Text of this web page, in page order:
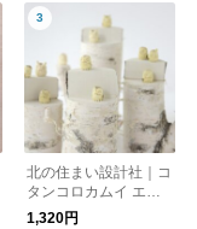
北の住まい設計社｜コ
タンコロカムイ エン
ジュのミニフクロウ
1,320円